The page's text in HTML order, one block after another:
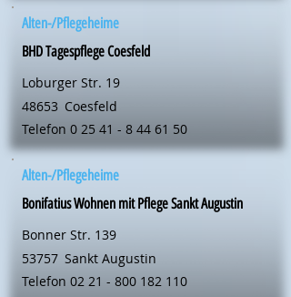
Alten-/Pflegeheime
BHD Tagespflege Coesfeld
Loburger Str. 19
48653 Coesfeld
Telefon 0 25 41 - 8 44 61 50
Alten-/Pflegeheime
Bonifatius Wohnen mit Pflege Sankt Augustin
Bonner Str. 139
53757 Sankt Augustin
Telefon 02 21 - 800 182 110